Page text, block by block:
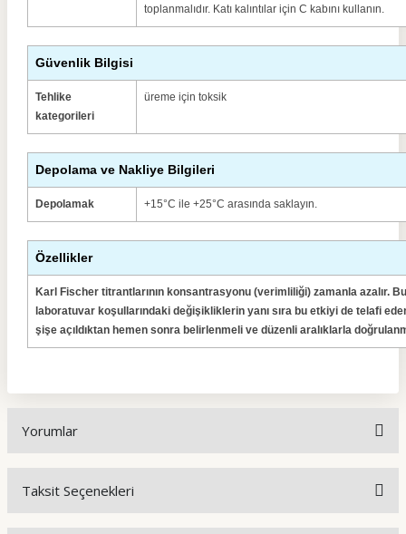
toplanmalıdır. Katı kalıntılar için C kabını kullanın.
Güvenlik Bilgisi
Tehlike
kategorileri
üreme için toksik
Depolama ve Nakliye Bilgileri
Depolamak +15°C ile +25°C arasında saklayın.
Özellikler
Karl Fischer titrantlarının konsantrasyonu (verimliliği) zamanla azalır.
laboratuvar koşullarındaki değişikliklerin yanı sıra bu etkiyi de telafi
şişe açıldıktan hemen sonra belirlenmeli ve düzenli aralıklarla
Yorumlar
Taksit Seçenekleri